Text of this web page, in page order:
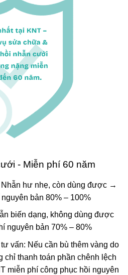
- Miễn phí 60 năm
Nhẫn hư nhẹ, còn dùng được →
bản 80% – 100%
biến dạng, không dùng được
nguyên bản 70% – 80%
vấn: Nếu cần bù thêm vàng do
chỉ thanh toán phần chênh lệch
miễn phí công phục hồi nguyên